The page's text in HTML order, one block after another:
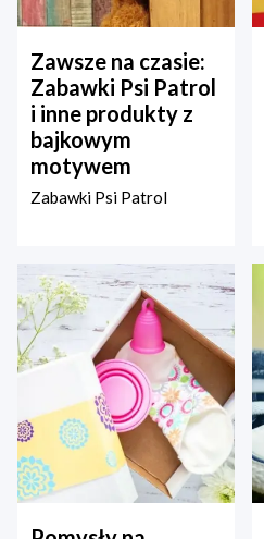
Zawsze na czasie:
Zabawki Psi Patrol
i inne produkty z
bajkowym
motywem
Zabawki Psi Patrol